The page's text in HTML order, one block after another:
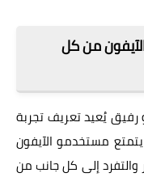
من كل
يُعيد تعريف تجربة
مستخدمو الآيفون
والتفرد إلى كل جانب من